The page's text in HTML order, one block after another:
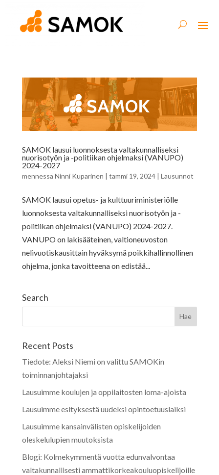
SAMOK lausui luonnoksesta valtakunnalliseksi
nuorisotyön ja -politiikan ohjelmaksi (VANUPO)
2024-2027
mennessä Ninni Kuparinen | tammi 19, 2024| Lausunnot
SAMOK lausui opetus- ja kulttuuriministeriölle
luonnoksesta valtakunnalliseksi nuorisotyön ja -
politiikan ohjelmaksi (VANUPO) 2024-2027.
VANUPO on lakisääteinen, valtioneuvoston
nelivuotiskausittain hyväksymä poikkihallinnollinen
ohjelma, jonka tavoitteena on edistää...
Search
Recent Posts
Tiedote: Aleksi Niemi on valittu SAMOKin
toiminnanjohtajaksi
Lausuimme koulujen ja oppilaitosten loma-ajoista
Lausuimme esityksestä uudeksi opintoetuuslaiksi
Lausuimme kansainvälisten opiskelijoiden
oleskelulupien muutoksista
Blogi: Kolmekymmentä vuotta edunvalvontaa
valtakunnallisesti ammattikorkeakouluopiskelijoille